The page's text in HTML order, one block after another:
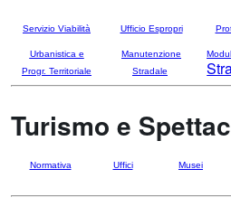
Servizio Viabilità Ufficio Espropri
Urbanistica e
Progr. Territoriale
Manutenzione
Stradale
Turismo e
Normativa Uffici Musei